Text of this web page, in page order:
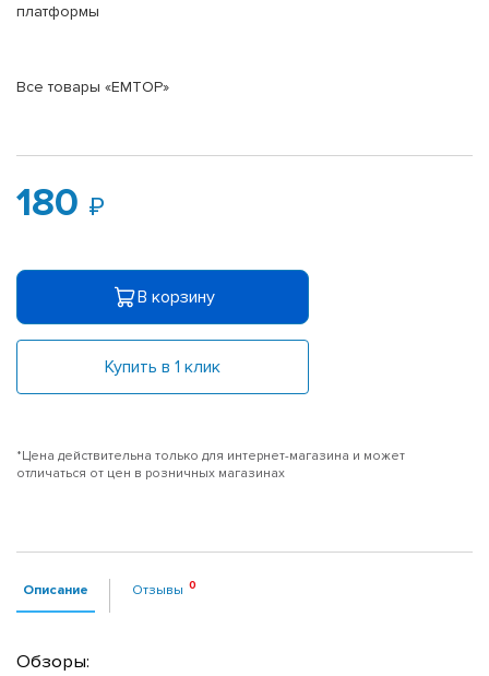
платформы
Все товары «EMTOP»
180
В корзину
Купить в 1 клик
*Цена действительна только для интернет-магазина и может
отличаться от цен в розничных магазинах
Описание Отзывы
Обзоры: